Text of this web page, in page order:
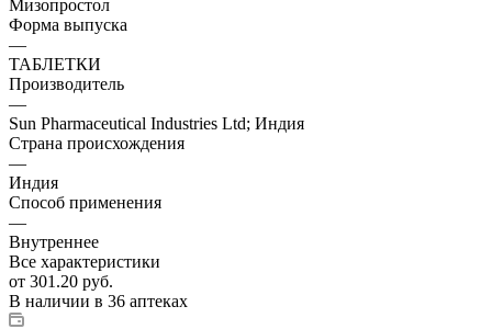
Мизопростол
Форма выпуска
—
ТАБЛЕТКИ
Производитель
—
Sun Pharmaceutical Industries Ltd; Индия
Страна происхождения
—
Индия
Способ применения
—
Внутреннее
Все характеристики
от 301.20 руб.
В наличии в 36 аптеках